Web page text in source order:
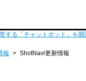
する「チャットボット」を開
報 > ShotNavi更新情報